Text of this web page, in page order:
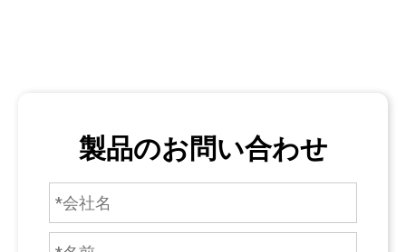
製品のお問い合わせ